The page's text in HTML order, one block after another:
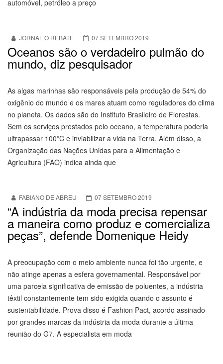
automóvel, petróleo a preço
JORNAL O REBATE 07 SETEMBRO 2019
Oceanos são o verdadeiro pulmão do
mundo, diz pesquisador
As algas marinhas são responsáveis pela produção de 54% do
oxigênio do mundo e os mares atuam como reguladores do clima
no planeta. Os dados são do Instituto Brasileiro de Florestas.
Sem os serviços prestados pelo oceano, a temperatura poderia
ultrapassar 100ºC e inviabilizar a vida na Terra. Além disso, a
Organização das Nações Unidas para a Alimentação e
Agricultura (FAO) indica ainda que
FABIANO DE ABREU 07 SETEMBRO 2019
“A indústria da moda precisa repensar
a maneira como produz e comercializa
peças”, defende Domenique Heidy
A preocupação com o meio ambiente nunca foi tão urgente, e
não atinge apenas a esfera governamental. Responsável por
uma parcela significativa de emissão de poluentes, a indústria
têxtil constantemente tem sido exigida quando o assunto é
sustentabilidade. Prova disso é Fashion Pact, acordo assinado
por grandes marcas da indústria da moda durante a última
reunião do G7. A especialista em moda